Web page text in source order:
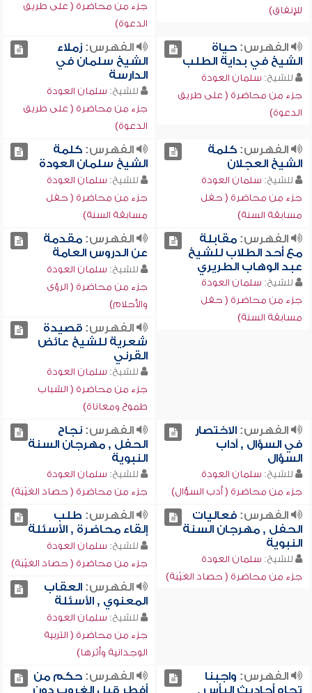
للإنفاق)
جزء من محاضرة ( على طريق
الدعوة)
الفهرس:حياة
الشيخ في بداية الطلب
للشيخ: سلمان العودة
جزء من محاضرة ( على طريق
الدعوة)
الفهرس:زملاء
الشيخ سلمان في
الدارسة
للشيخ: سلمان العودة
جزء من محاضرة ( على طريق
الدعوة)
الفهرس:كلمة
الشيخ العجلان
للشيخ: سلمان العودة
جزء من محاضرة ( حفل
مسابقة السنة)
الفهرس:كلمة
الشيخ سلمان العودة
للشيخ: سلمان العودة
جزء من محاضرة ( حفل
مسابقة السنة)
الفهرس:مقابلة
مع أحد الطلاب للشيخ
عبد الوهاب الطريري
للشيخ: سلمان العودة
جزء من محاضرة ( حفل
مسابقة السنة)
الفهرس:مقدمة
عن الدروس العامة
للشيخ: سلمان العودة
جزء من محاضرة ( الرؤى
والأحلام)
الفهرس:قصيدة
شعرية للشيخ عائض
القرني
للشيخ: سلمان العودة
جزء من محاضرة ( الشباب
طموح ومعاناة)
الفهرس:الاختصار
في السؤال , آداب
السؤال
للشيخ: سلمان العودة
جزء من محاضرة ( أدب السؤال)
الفهرس:نجاح
الحفل , مهرجان السنة
النبوية
للشيخ: سلمان العودة
جزء من محاضرة ( حصاد الغَيْبَة)
الفهرس:فعاليات
الحفل , مهرجان السنة
النبوية
للشيخ: سلمان العودة
جزء من محاضرة ( حصاد الغَيْبَة)
الفهرس: طلب
إلقاء محاضرة , الأسئلة
للشيخ: سلمان العودة
جزء من محاضرة ( حصاد الغَيْبَة)
الفهرس:العقاب
المعنوي , الأسئلة
للشيخ: سلمان العودة
جزء من محاضرة ( التربية
الوجدانية وأثرها)
الفهرس: واجبنا
تجاه أحاديث اليأس ,
الفهرس:حكم من
أفطر قبل الغروب دون